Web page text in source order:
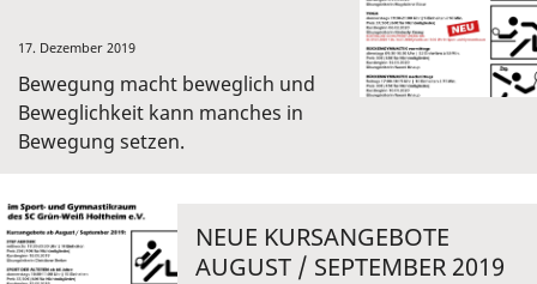
17. Dezember 2019
Bewegung macht beweglich und
Beweglichkeit kann manches in
Bewegung setzen.
NEUE KURSANGEBOTE
AUGUST / SEPTEMBER 2019